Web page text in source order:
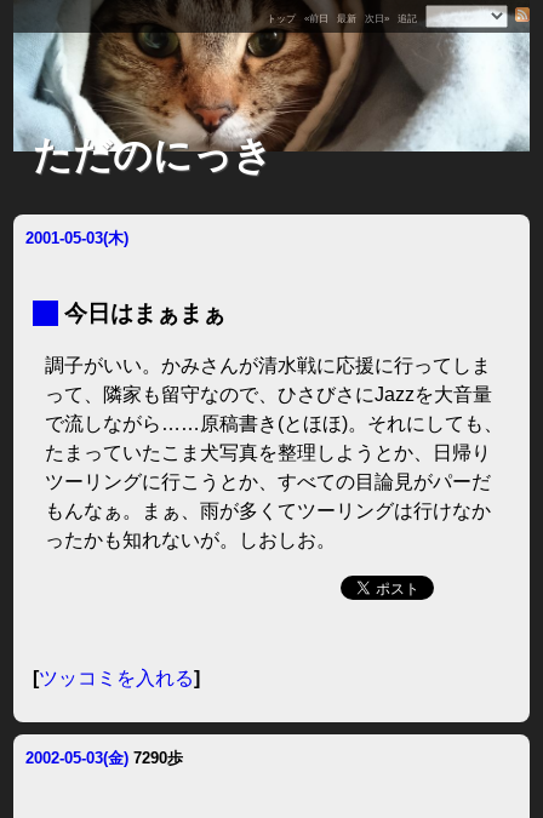
トップ «前日 最新 次日» 追記
ただのにっき
2001-05-03(木)
今日はまぁまぁ
調子がいい。かみさんが清水戦に応援に行ってしま
って、隣家も留守なので、ひさびさにJazzを大音量
で流しながら……原稿書き(とほほ)。それにしても、
たまっていたこま犬写真を整理しようとか、日帰り
ツーリングに行こうとか、すべての目論見がパーだ
もんなぁ。まぁ、雨が多くてツーリングは行けなか
ったかも知れないが。しおしお。
[ツッコミを入れる]
2002-05-03(金) 7290歩